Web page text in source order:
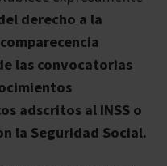
derecho a la
las convocatorias
adscritos al INSS o
la Seguridad Social.